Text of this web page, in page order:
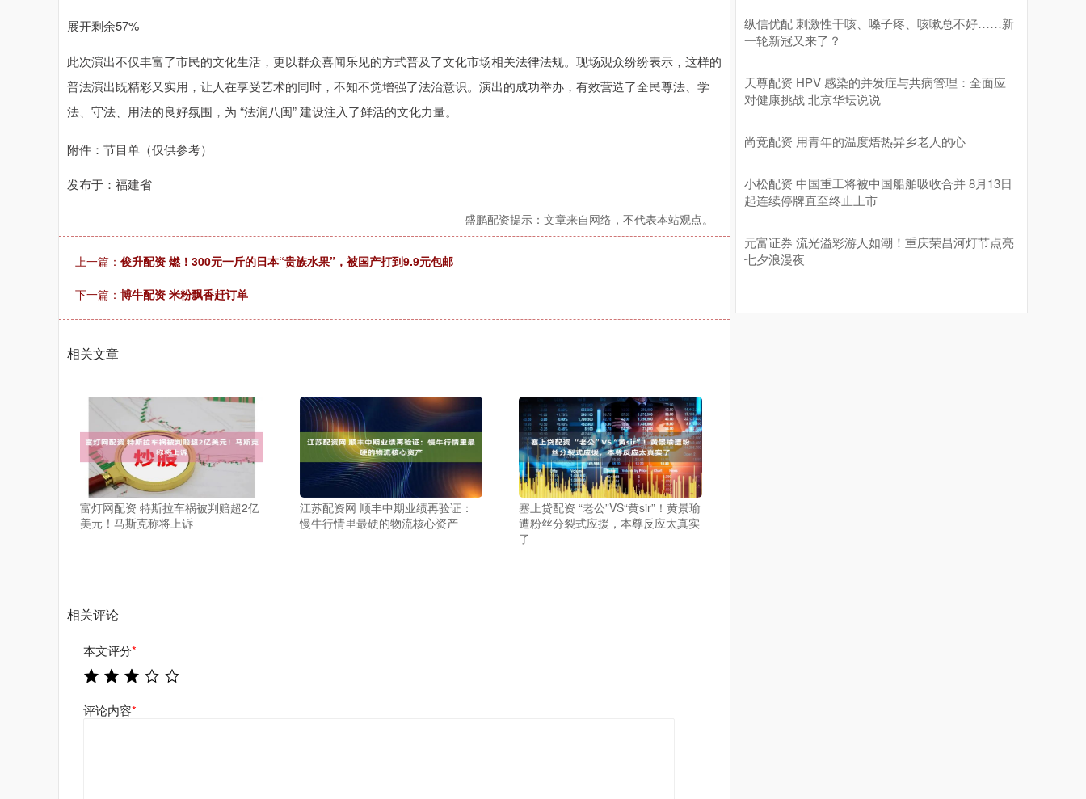
展开剩余57%
此次演出不仅丰富了市民的文化生活，更以群众喜闻乐见的方式普及了文化市场相关法律法规。现场观众纷纷表示，这样的
普法演出既精彩又实用，让人在享受艺术的同时，不知不觉增强了法治意识。演出的成功举办，有效营造了全民尊法、学
法、守法、用法的良好氛围，为 “法润八闽” 建设注入了鲜活的文化力量。
附件：节目单（仅供参考）
发布于：福建省
盛鹏配资提示：文章来自网络，不代表本站观点。
上一篇： 俊升配资 燃！300元一斤的日本“贵族水果”，被国产打到9.9元包邮
下一篇： 博牛配资 米粉飘香赶订单
相关文章
富灯网配资 特斯拉车祸被判赔超2亿
美元！马斯克称将上诉
江苏配资网 顺丰中期业绩再验证：
慢牛行情里最硬的物流核心资产
塞上贷配资 “老公”VS“黄sir”！黄景瑜
遭粉丝分裂式应援，本尊反应太真实
了
相关评论
本文评分*
评论内容*
纵信优配 刺激性干咳、嗓子疼、咳嗽总不好……新
一轮新冠又来了？
天尊配资 HPV 感染的并发症与共病管理：全面应
对健康挑战 北京华坛说说
尚竞配资 用青年的温度焐热异乡老人的心
小松配资 中国重工将被中国船舶吸收合并 8月13日
起连续停牌直至终止上市
元富证券 流光溢彩游人如潮！重庆荣昌河灯节点亮
七夕浪漫夜